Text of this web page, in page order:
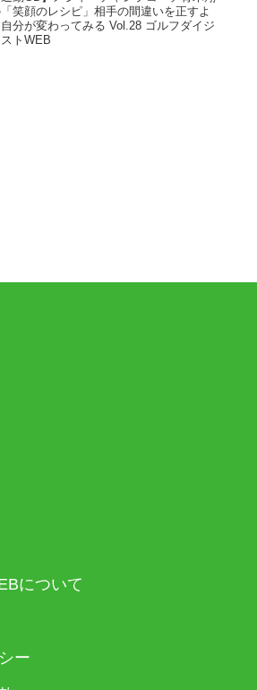
笑顔のレシピ」相手の間違いを正すよ
自分が変わってみる Vol.28 ゴルフダイジ
ストWEB
について
ー